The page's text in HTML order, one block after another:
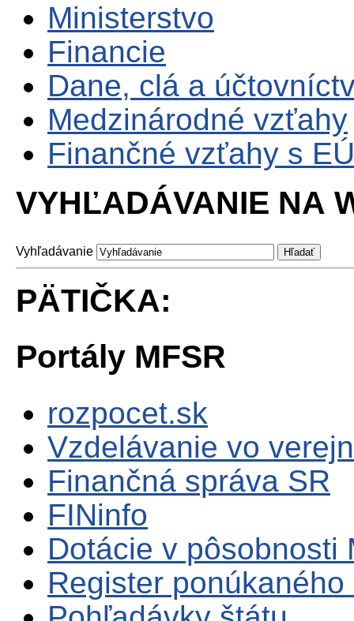
Ministerstvo
Financie
Dane, clá a
Medzinárodné vzťahy
Finančné vzťahy s EÚ
VYHĽADÁVANIE NA
Vyhľadávanie
PÄTIČKA:
Portály MFSR
rozpocet.sk
Vzdelávanie vo
Finančná správa SR
FINinfo
Dotácie v pôsobnosti
Register